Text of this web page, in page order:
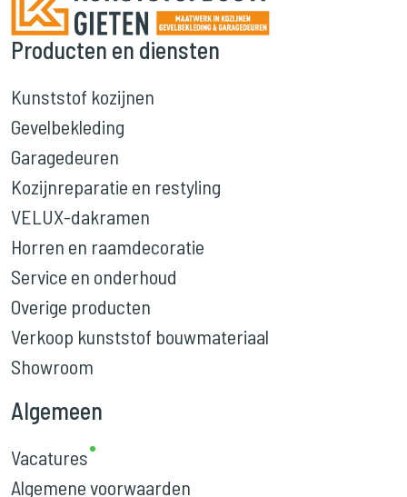
Producten en diensten
Kunststof kozijnen
Gevelbekleding
Garagedeuren
Kozijnreparatie en restyling
VELUX-dakramen
Horren en raamdecoratie
Service en onderhoud
Overige producten
Verkoop kunststof bouwmateriaal
Showroom
Algemeen
Vacatures
Algemene voorwaarden